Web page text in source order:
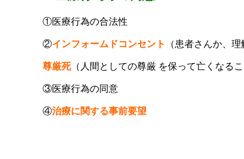
①医療行為の合法性
②インフォームドコンセント （患者さんか、
尊厳死（人間としての尊厳 を保って亡くなるこ
③医療行為の同意
④治療に関する事前要望